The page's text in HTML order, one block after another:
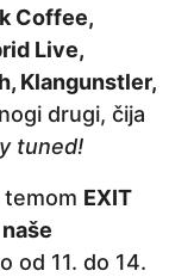
Coffee,
Live,
Klangunstler,
drugi, čija
tuned!
temom EXIT
od 11. do 14.